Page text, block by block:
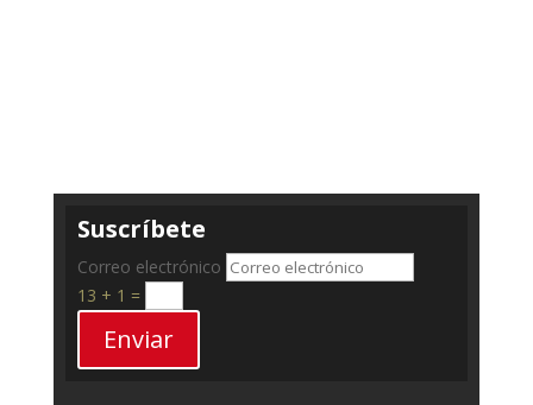
Suscríbete
Correo electrónico
13 + 1 =
Enviar